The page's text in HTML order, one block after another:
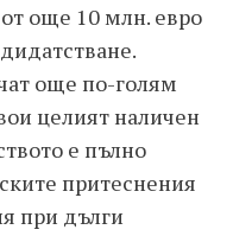
още 10 млн. евро
още по-голям
целият наличен
е пълно
притеснения
при дълги